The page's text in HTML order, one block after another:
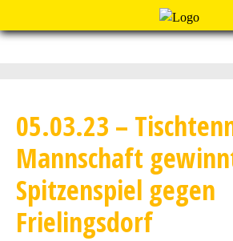
05.03.23 –
Mannschaft
Spitzenspiel gegen
Frielingsdorf